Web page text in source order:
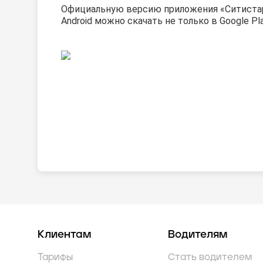
Официальную версию приложения
Android можно скачать не только в Google
Клиентам
Тарифы
Водителям
Стать водителем